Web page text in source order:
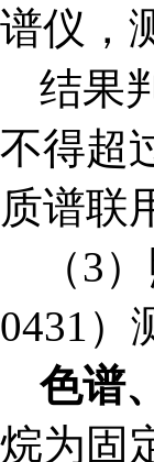
谱仪，
结果
不得超
质谱联
（3
0431）
色谱
烷为固